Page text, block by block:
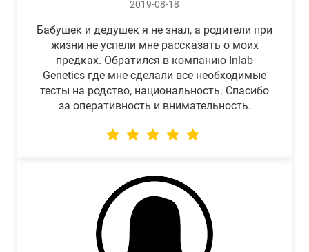
2019-08-18
Бабушек и дедушек я не знал, а родители при
жизни не успели мне рассказать о моих
предках. Обратился в компанию Inlab
Genetics где мне сделали все необходимые
тесты на родство, национальность. Спасибо
за оперативность и внимательность.